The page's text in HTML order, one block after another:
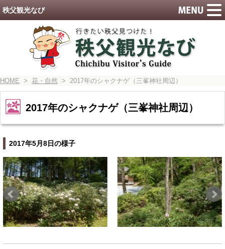
HOME > 花・自然 > 2017年のシャクナゲ（三峯神社周辺）
2017年のシャクナゲ（三峯神社周辺）
2017年5月8日の様子
秩父観光なび